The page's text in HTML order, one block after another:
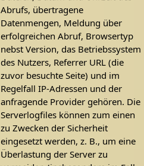
Abrufs, übertragene
Datenmengen, Meldung über
erfolgreichen Abruf, Browsertyp
nebst Version, das Betriebssystem
des Nutzers, Referrer URL (die
zuvor besuchte Seite) und im
Regelfall IP-Adressen und der
anfragende Provider gehören. Die
Serverlogfiles können zum einen
zu Zwecken der Sicherheit
eingesetzt werden, z. B., um eine
Überlastung der Server zu